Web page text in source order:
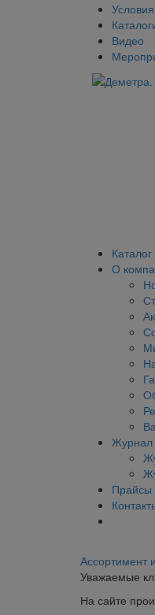
Видео
Каталог
О
Журнал
Прайсы
Ассортимент
Уважаемые
На сайте